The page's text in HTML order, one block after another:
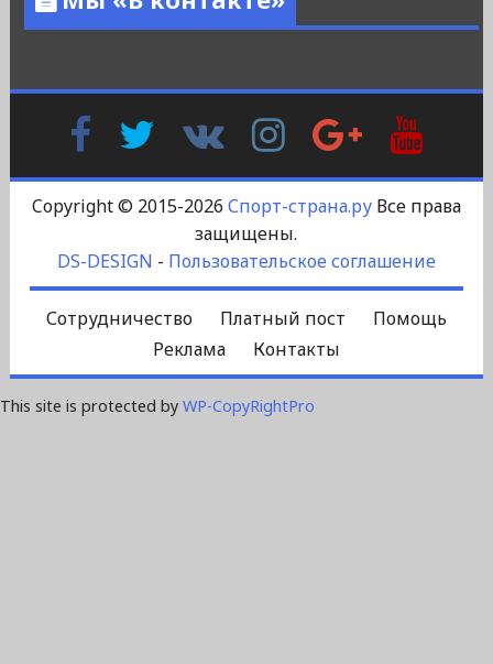
FacebookTwitter
Контакте
InstagramGoogle
Plus
Copyright © 2015-2026 Спорт-страна.руВсе права
защищены.
DS-DESIGN - Пользовательское соглашение
Сотрудничество Платный пост
Помощь
Реклама
Контакты
This site is protected by WP-CopyRightPro